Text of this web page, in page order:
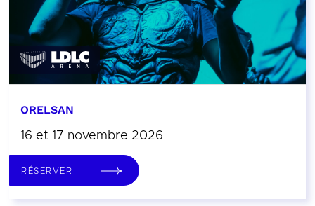
ORELSAN
16 et 17 novembre 2026
RÉSERVER